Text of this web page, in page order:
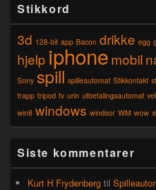
Sidebar
Widget
Area
Stikkord
3d 128-bit app Bacon drikke egg
hjelp iphone mobil
Sony spill spilleautomat Stikkontakt
trapp tripod tv urin utbetalingsautomat
win8 windows windsor WM wow
Siste kommentarer
Kurt H Frydenberg til